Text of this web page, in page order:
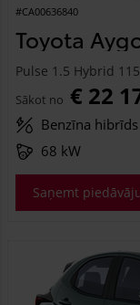
#CA00636840
Toyota
Pulse 1.5 Hybrid
Sākot no € 22
Benzīna hibrīds
68 kW
Saņemt